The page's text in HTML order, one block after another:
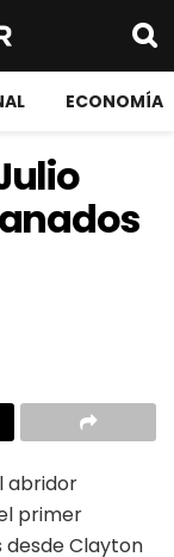
ECONOMÍA
abridor
primer
desde Clayton